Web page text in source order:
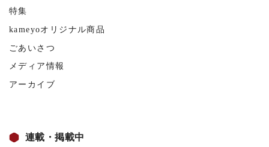
特集
kameyoオリジナル商品
ごあいさつ
メディア情報
アーカイブ
連載・掲載中